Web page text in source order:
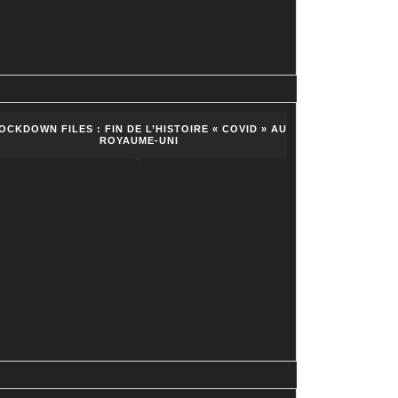
FILES : FIN DE L’HISTOIRE « COVID » AU
ROYAUME-UNI